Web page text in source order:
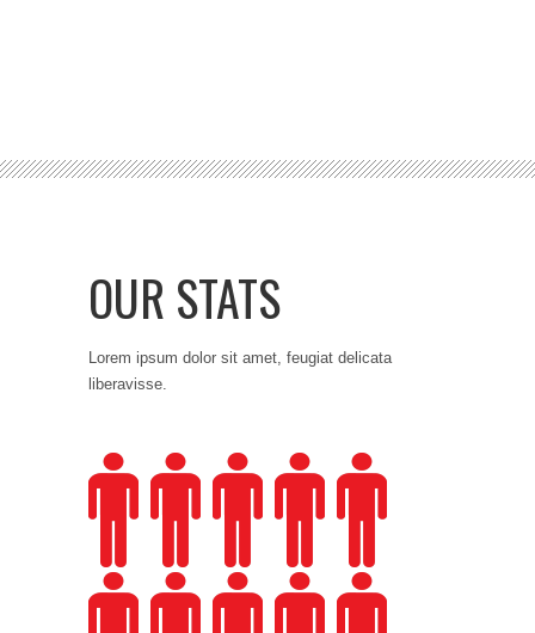
OUR STATS
Lorem ipsum dolor sit amet, feugiat delicata
liberavisse.
2
3
4
1
2
3